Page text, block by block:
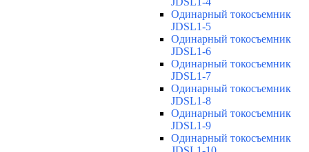
Одинарный токосъемник
JDSL1-5
Одинарный токосъемник
JDSL1-6
Одинарный токосъемник
JDSL1-7
Одинарный токосъемник
JDSL1-8
Одинарный токосъемник
JDSL1-9
Одинарный токосъемник